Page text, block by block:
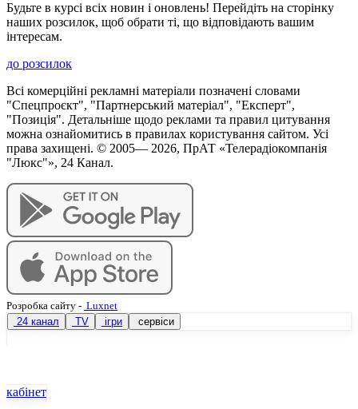
Будьте в курсі всіх новин і оновлень! Перейдіть на сторінку
наших розсилок, щоб обрати ті, що відповідають вашим
інтересам.
до розсилок
Всі комерційні рекламні матеріали позначені словами
"Спецпроєкт", "Партнерський матеріал", "Експерт",
"Позиція". Детальніше щодо реклами та правил цитування
можна ознайомитись в правилах користування сайтом. Усі
права захищені. © 2005— 2026, ПрАТ «Телерадіокомпанія
"Люкс"», 24 Канал.
Розробка сайту - Luxnet
24 канал
TV ігри сервіси
кабінет